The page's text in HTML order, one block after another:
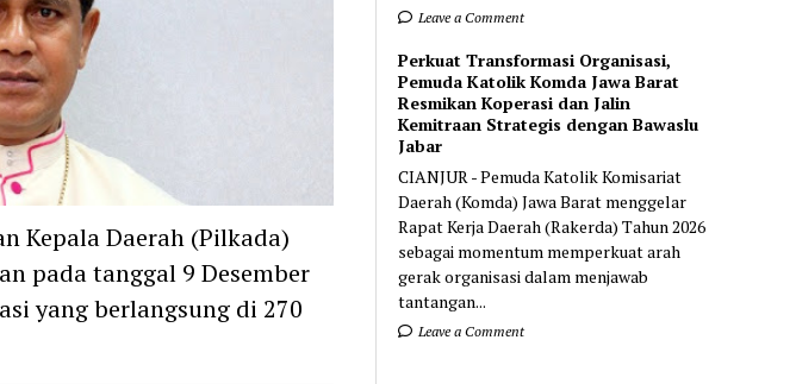
Kepala Daerah (Pilkada)
pada tanggal 9 Desember
yang berlangsung di 270
Leave a Comment
Perkuat Transformasi Organisasi,
Pemuda Katolik Komda Jawa Barat
Resmikan Koperasi dan Jalin
Kemitraan Strategis dengan Bawaslu
Jabar
CIANJUR - Pemuda Katolik Komisariat
Daerah (Komda) Jawa Barat menggelar
Rapat Kerja Daerah (Rakerda) Tahun 2026
sebagai momentum memperkuat arah
gerak organisasi dalam menjawab
tantangan...
Leave a Comment